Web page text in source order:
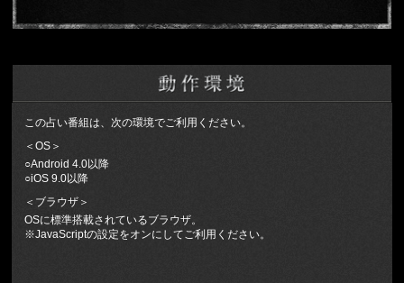
この占い番組は、次の環境でご利用ください。
＜OS＞
○Android 4.0以降
○iOS 9.0以降
＜ブラウザ＞
OSに標準搭載されているブラウザ。
※JavaScriptの設定をオンにしてご利用ください。